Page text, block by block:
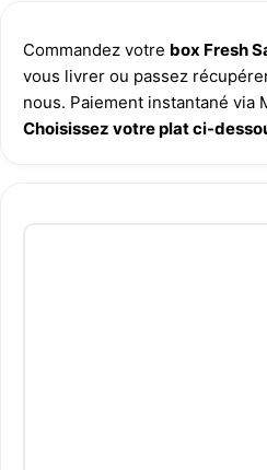
Commandez votre box Fresh
vous livrer ou passez
nous. Paiement instantané via
Choisissez votre plat ci-